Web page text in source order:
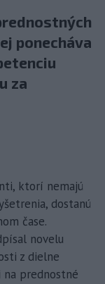
ponecháva
za
ktorí nemajú
dostanú
čase.
novelu
z dielne
prednostné